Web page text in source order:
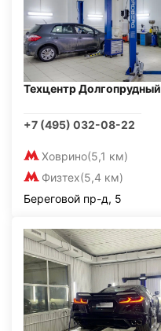
Техцентр Долгопрудный
+7 (495) 032-08-22
Ховрино(5,1 км)
Физтех(5,4 км)
Береговой пр-д, 5